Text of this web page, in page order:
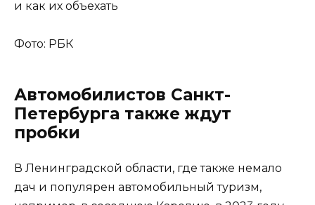
Фото: РБК
Автомобилистов Санкт-
Петербурга также ждут
пробки
В Ленинградской области, где также немало
дач и популярен автомобильный туризм,